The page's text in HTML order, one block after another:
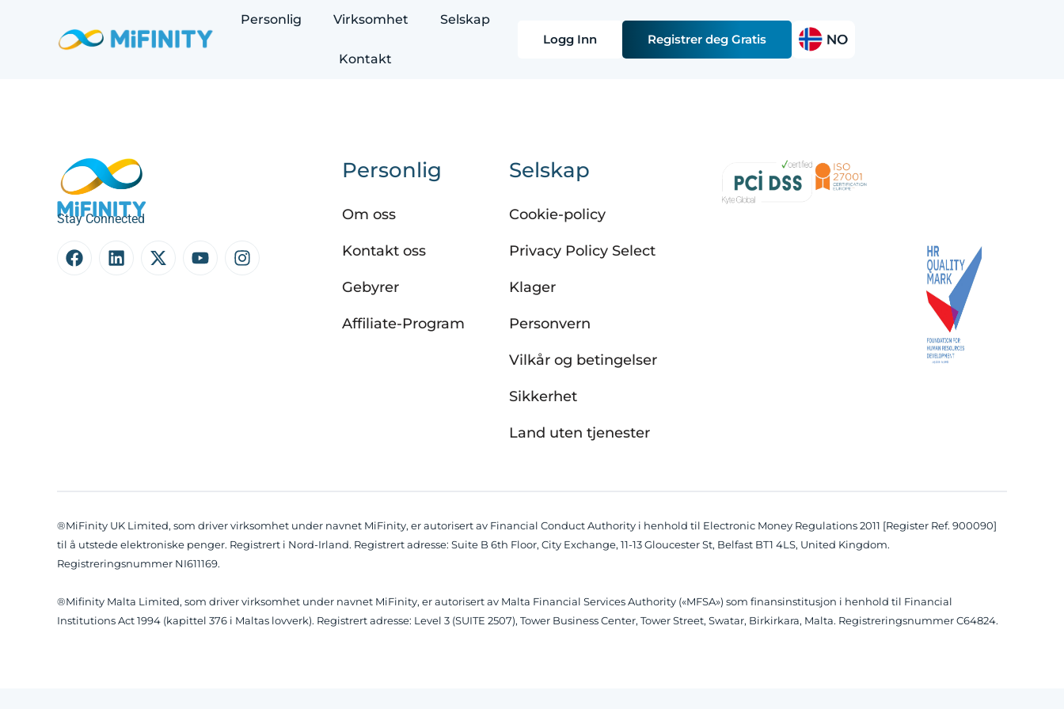
Personlig Virksomhet Selskap
Kontakt
Logg Inn Registrer deg Gratis
®MiFinity UK Limited, som driver virksomhet under navnet MiFinity, er autorisert av Financial Conduct Authority i henhold til Electronic Money Regulations 2011 [Register Ref. 900090]
til å utstede elektroniske penger. Registrert i Nord-Irland. Registrert adresse: Suite B 6th Floor, City Exchange, 11-13 Gloucester St, Belfast BT1 4LS, United Kingdom.
Registreringsnummer NI611169.
®Mifinity Malta Limited, som driver virksomhet under navnet MiFinity, er autorisert av Malta Financial Services Authority («MFSA») som finansinstitusjon i henhold til Financial
Institutions Act 1994 (kapittel 376 i Maltas lovverk). Registrert adresse: Level 3 (SUITE 2507), Tower Business Center, Tower Street, Swatar, Birkirkara, Malta. Registreringsnummer C64824.
Stay Connected
Personlig
Om oss
Kontakt oss
Gebyrer
Affiliate-Program
Selskap
Cookie-policy
Privacy Policy Select
Klager
Personvern
Vilkår og betingelser
Sikkerhet
Land uten tjenester